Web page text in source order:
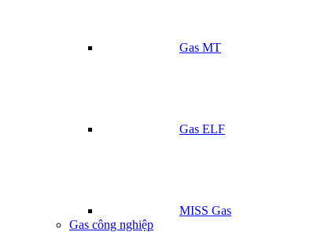
Gas MT
Gas ELF
MISS Gas
Gas công nghiệp